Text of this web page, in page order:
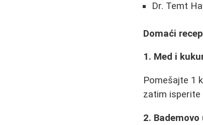
Dr. Temt
Domaći
1. Med i
Pomešajte 1
zatim
2.